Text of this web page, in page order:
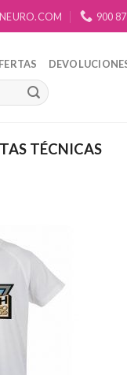
900
TÉCNICAS
lista de
deseos